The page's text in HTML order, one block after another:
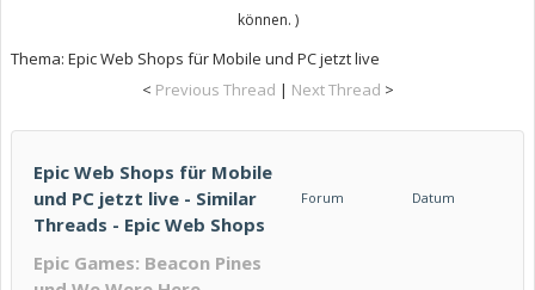
können. )
Thema: Epic Web Shops für Mobile und PC jetzt live
< Previous Thread | Next Thread >
Epic Web Shops für Mobile
und PC jetzt live - Similar
Threads - Epic Web Shops
Forum Datum
Epic Games: Beacon Pines